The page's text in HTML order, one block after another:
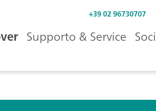
+39 02 96730707
Supporto & Service